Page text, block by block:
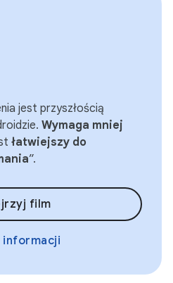
jest przyszłością
Wymaga mniej
łatwiejszy do
”.
film
informacji